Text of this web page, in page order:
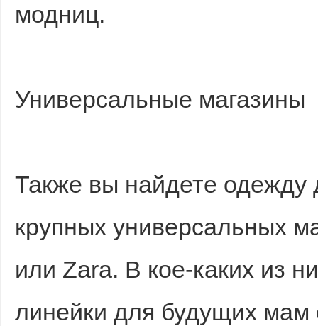
модниц.
Универсальные магазины
Также вы найдете
крупных универсальных
или Zara. В кое-каких из
линейки для будущих